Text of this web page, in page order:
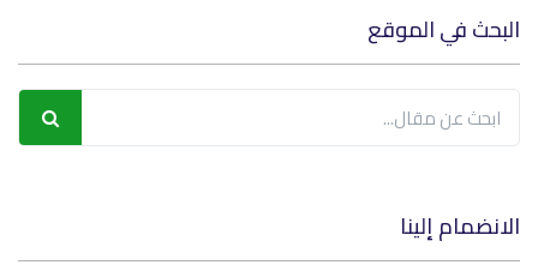
البحث في الموقع
الانضمام إلينا